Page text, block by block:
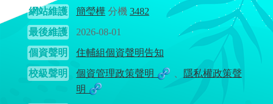
網站維護
簡瑩樺分機 3482
最後維護
2026-08-01
個資聲明
住輔組個資聲明告知
校級聲明
個資管理政策聲明
隱私權政策聲
明